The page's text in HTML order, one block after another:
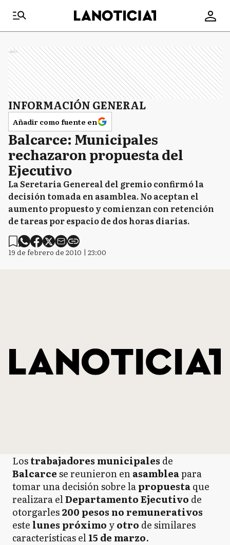
Ads
INFORMACIÓN GENERAL
Añadir como fuente en
Balcarce: Municipales
rechazaron propuesta del
Ejecutivo
La Seretaria Genereal del gremio confirmó la
decisión tomada en asamblea. No aceptan el
aumento propuesto y comienzan con retención
de tareas por espacio de dos horas diarias.
19 de febrero de 2010 | 23:00
Lostrabajadores municipales de
Balcarcese reunieron enasambleapara
tomar una decisión sobre lapropuestaque
realizara elDepartamento Ejecutivo de
otorgarles200 pesos no remunerativos
este lunes próximo yotro de similares
características el15 de marzo.